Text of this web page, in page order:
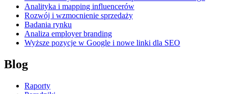
Analityka i mapping influencerów
Rozwój i wzmocnienie sprzedaży
Badania rynku
Analiza employer branding
Wyższe pozycje w Google i nowe linki dla SEO
Blog
Raporty